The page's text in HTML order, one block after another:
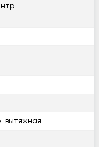
вытяжная